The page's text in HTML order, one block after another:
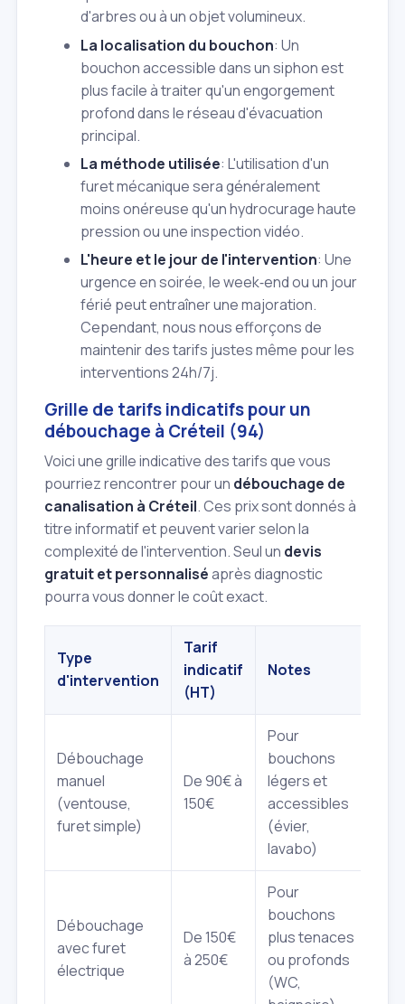
d'arbres ou à un objet volumineux.
La localisation du bouchon: Un
bouchon accessible dans un siphon est
plus facile à traiter qu'un engorgement
profond dans le réseau d'évacuation
principal.
La méthode utilisée: L'utilisation d'un
furet mécanique sera généralement
moins onéreuse qu'un hydrocurage haute
pression ou une inspection vidéo.
L'heure et le jour de l'intervention: Une
urgence en soirée, le week‑end ou un jour
férié peut entraîner une majoration.
Cependant, nous nous efforçons de
maintenir des tarifs justes même pour les
interventions 24h/7j.
Grille de tarifs indicatifs pour un
débouchage à Créteil (94)
Voici une grille indicative des tarifs que vous
pourriez rencontrer pour un débouchage de
canalisation à Créteil. Ces prix sont donnés à
titre informatif et peuvent varier selon la
complexité de l'intervention. Seul un devis
gratuit et personnaliséaprès diagnostic
pourra vous donner le coût exact.
Type
d'intervention
Tarif
indicatif
(HT)
Notes
Débouchage
manuel
(ventouse,
furet simple)
De 90€ à
150€
Pour
bouchons
légers et
accessibles
(évier,
lavabo)
Débouchage
avec furet
électrique
De 150€
à 250€
Pour
bouchons
plus tenaces
ou profonds
(WC,